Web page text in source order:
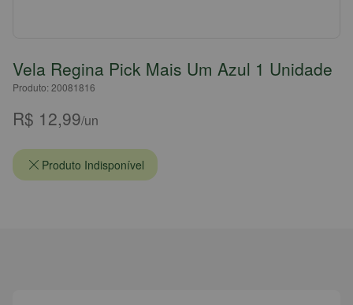
Vela Regina Pick Mais Um Azul 1 Unidade
Produto: 20081816
R$ 12,99/un
Produto Indisponível